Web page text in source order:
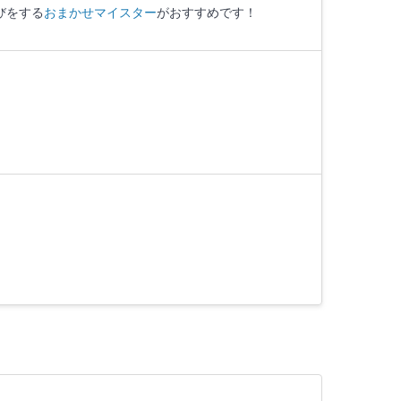
をする おまかせマイスターがおすすめです！